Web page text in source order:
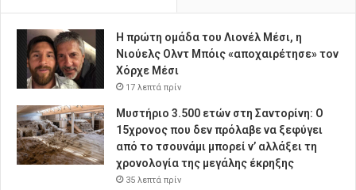
Η πρώτη ομάδα του Λιονέλ Μέσι, η
Νιούελς Ολντ Μπόις «αποχαιρέτησε» τον
Χόρχε Μέσι
17 λεπτά πρίν
Μυστήριο 3.500 ετών στη Σαντορίνη: Ο
15χρονος που δεν πρόλαβε να ξεφύγει
από το τσουνάμι μπορεί ν’ αλλάξει τη
χρονολογία της μεγάλης έκρηξης
35 λεπτά πρίν